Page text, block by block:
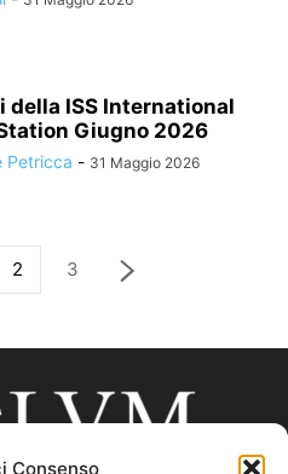
Consenso
della ISS International
Giugno 2026
Petricca - 31 Maggio 2026
2 3